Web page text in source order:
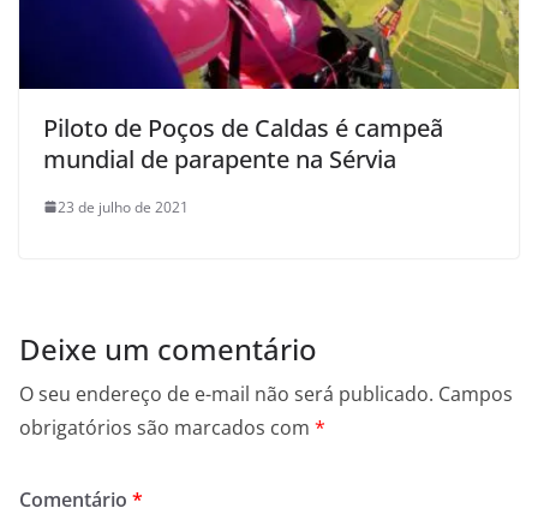
Piloto de Poços de Caldas é campeã
mundial de parapente na Sérvia
23 de julho de 2021
Deixe um comentário
O seu endereço de e-mail não será publicado. Campos
obrigatórios são marcados com *
Comentário *